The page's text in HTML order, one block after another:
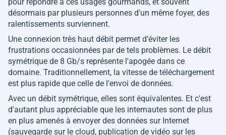
désormais par plusieurs personnes d'un même foyer, des
ralentissements surviennent.
Une connexion très haut débit permet d’éviter les
frustrations occasionnées par de tels problèmes. Le débit
symétrique de 8 Gb/s représente l'apogée dans ce
domaine. Traditionnellement, la vitesse de téléchargement
est plus rapide que celle de l'envoi de données.
Avec un débit symétrique, elles sont équivalentes. Et c'est
d'autant plus appréciable que les internautes sont de plus
en plus amenés à envoyer des données sur Internet
(sauvegarde sur le cloud, publication de vidéo sur les